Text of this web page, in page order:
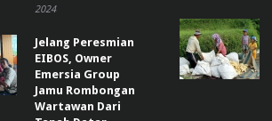
2024
Jelang Peresmian
EIBOS, Owner
Emersia Group
Jamu Rombongan
Wartawan Dari